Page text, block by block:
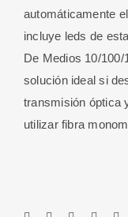
automáticamente
incluye leds de
De Medios 10/
solución ideal si
transmisión óptica
utilizar fibra